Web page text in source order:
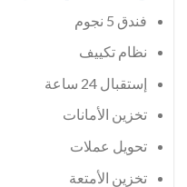
فندق 5 نجوم
إستقبال 24 ساعة
تخزين الأمانات
تحويل عملات
تخزين الأمتعة